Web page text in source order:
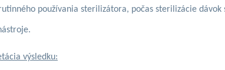
používania sterilizátora, počas sterilizácie
výsledku: